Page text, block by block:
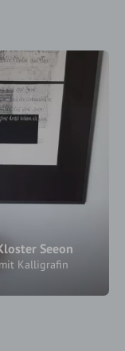
Seeon
Kalligrafin